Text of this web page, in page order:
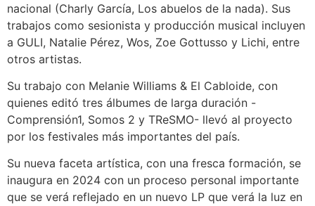
nacional (Charly García, Los abuelos de la nada). Sus
trabajos como sesionista y producción musical incluyen
a GULI, Natalie Pérez, Wos, Zoe Gottusso y Lichi, entre
otros artistas.
Su trabajo con Melanie Williams & El Cabloide, con
quienes editó tres álbumes de larga duración -
Comprensión1, Somos 2 y TReSMO- llevó al proyecto
por los festivales más importantes del país.
Su nueva faceta artística, con una fresca formación, se
inaugura en 2024 con un proceso personal importante
que se verá reflejado en un nuevo LP que verá la luz en